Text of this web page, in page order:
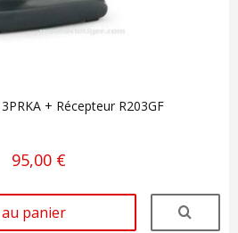
+ Récepteur R203GF
95,00 €
panier